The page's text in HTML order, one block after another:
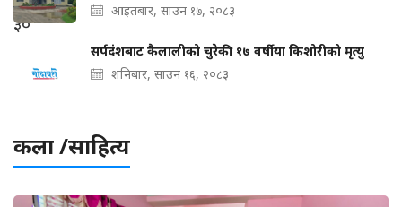
आइतबार, साउन १७, २०८३
सर्पदंशबाट कैलालीको चुरेकी १७ वर्षीया किशोरीको मृत्यु
शनिबार, साउन १६, २०८३
कला /साहित्य